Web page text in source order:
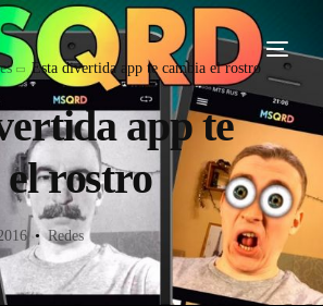
Esta divertida app te cambia el rostro
app te
rostro
Redes